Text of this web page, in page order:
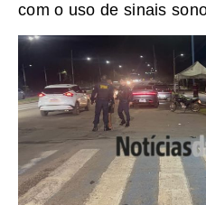
com o uso de sinais